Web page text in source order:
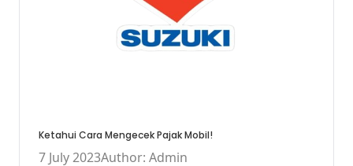
Ketahui Cara Mengecek Pajak Mobil!
7 July 2023Author: Admin